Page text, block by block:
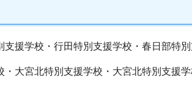
援学校・行田特別支援学校・春日部特
大宮北特別支援学校・大宮北特別支援